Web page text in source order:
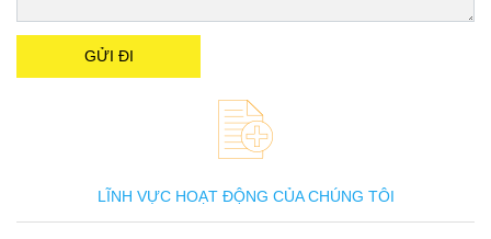
LĨNH VỰC HOẠT ĐỘNG CỦA CHÚNG TÔI